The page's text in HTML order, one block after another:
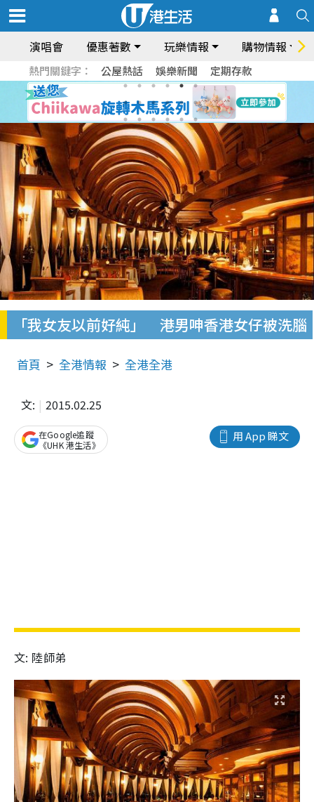
演唱會 優惠著數 玩樂情報 購物情報
熱門關鍵字： 公屋熱話 娛樂新聞 定期存款
「我女友以前好純」 港男呻香港女仔被洗腦
首頁 全港情報 全港全港
文: 2015.02.25
用 App 睇文
在Google追蹤
《UHK 港生活》
文: 陸師弟